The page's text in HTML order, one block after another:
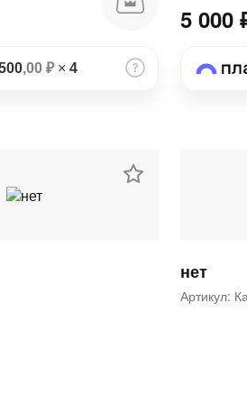
,00 ₽× 4
5 000
нет
Артикул: